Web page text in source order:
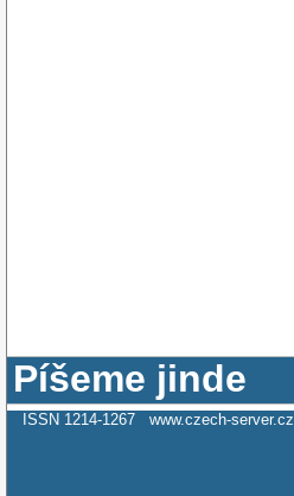
Píšeme jinde
ISSN 1214-1267 www.czech-server.cz